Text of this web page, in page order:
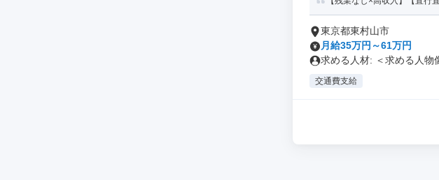
東京都東村山市
月給35万円～61万円
求める人材: ＜求める人物
交通費支給